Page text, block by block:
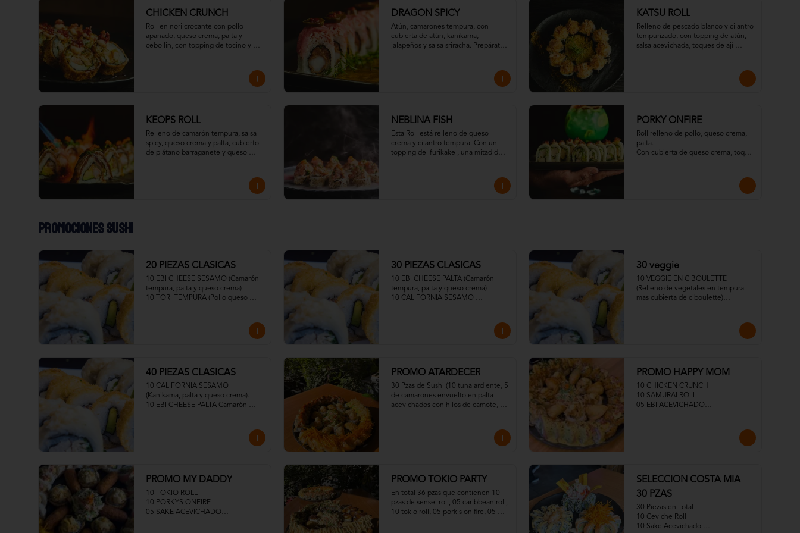
CHICKEN CRUNCH
Roll en nori crocante con pollo
apanado, queso crema, palta y
cebollin, con topping de tocino y
DRAGON SPICY
Atún, camarones tempura, con
cubierta de atún, kanikama,
jalapeños y salsa sriracha. Prepárate
KATSU ROLL
Relleno de pescado blanco y cilantro
tempurizado, con topping de atún,
salsa acevichada, toques de ají
KEOPS ROLL
Relleno de camarón tempura, salsa
spicy, queso crema y palta, cubierto
de plátano barraganete y queso
NEBLINA FISH
Esta Roll está relleno de queso
crema y cilantro tempura. Con un
topping de  furikake , una mitad de
PORKY ONFIRE
Roll relleno de pollo, queso crema,
palta.
Con cubierta de queso crema, toque
Promociones Sushi
20 PIEZAS CLASICAS
10 EBI CHEESE SESAMO (Camarón
tempura, palta y queso crema)
10 TORI TEMPURA (Pollo queso
30 PIEZAS CLASICAS
10 EBI CHEESE PALTA (Camarón
tempura, palta y queso crema)
10 CALIFORNIA SESAMO
zapallo, zanahoria, cebolla y Queso
30 veggie
10 VEGGIE EN CIBOULETTE
(Relleno de vegetales en tempura
mas cubierta de ciboulette)
Cubierta de ciboulette y topping de
ceviche de champiñones con salsa
de plátano barraganete)
40 PIEZAS CLASICAS
10 CALIFORNIA SESAMO
(Kanikama, palta y queso crema).
10 EBI CHEESE PALTA Camarón
apanado, queso crema y cebollín)
10 TORI PANKO (Pollo, queso crema
PROMO ATARDECER
30 Pzas de Sushi (10 tuna ardiente, 5
de camarones envuelto en palta
acevichados con hilos de camote, 5
PROMO HAPPY MOM
10 CHICKEN CRUNCH
10 SAMURAI ROLL
05 EBI ACEVICHADO
PROMO MY DADDY
10 TOKIO ROLL
10 PORKYS ONFIRE
05 SAKE ACEVICHADO
PROMO TOKIO PARTY
En total 36 pzas que contienen 10
pzas de sensei roll, 05 caribbean roll,
10 tokio roll, 05 porkis on fire, 05
SELECCION COSTA MIA
30 PZAS
30 Piezas en Total
10 Ceviche Roll
10 Sake Acevichado